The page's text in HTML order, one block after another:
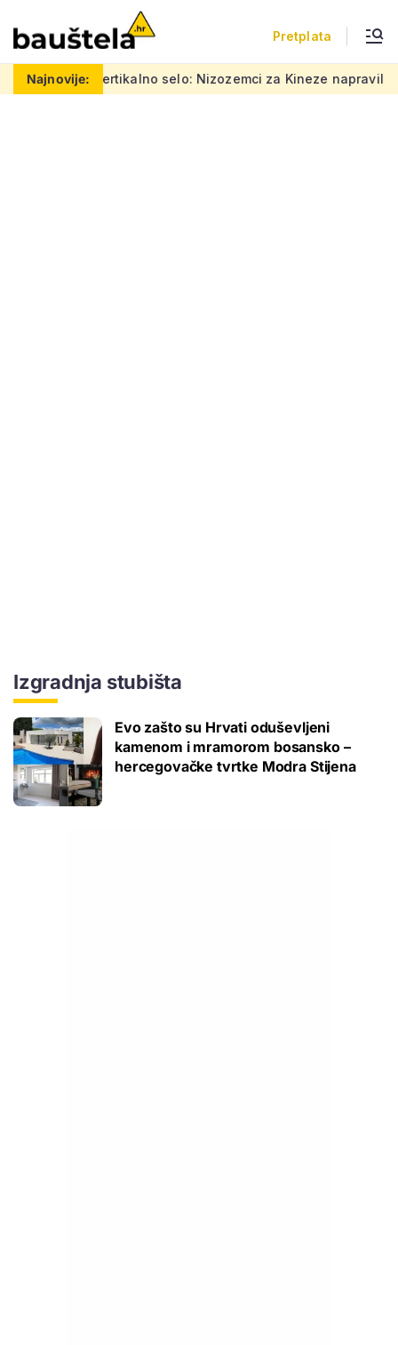
Pretplata
Najnovije:
Šareno vertikalno selo: Nizozemci za Kineze napravili
Izgradnja stubišta
Evo zašto su Hrvati oduševljeni
kamenom i mramorom bosansko –
hercegovačke tvrtke Modra Stijena